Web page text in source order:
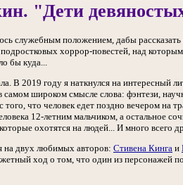
"Дети
служебным положением, дабы
хоррор-повестей, над
бы куда...
В 2019 году я наткнулся на интересный
широком смысле слова: фэнтези,
того, что человек едет поздно вечером
12-летним мальчиком, а остальное
охотятся на людей... И много всего
на двух любимых авторов: Стивена Кинга и
ход о том, что один из персонажей